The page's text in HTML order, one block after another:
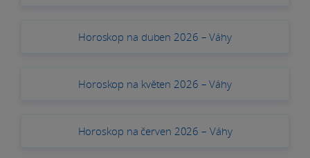
Horoskop na duben 2026 – Váhy
Horoskop na květen 2026 – Váhy
Horoskop na červen 2026 – Váhy